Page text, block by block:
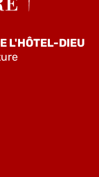
L'HÔTEL-DIEU